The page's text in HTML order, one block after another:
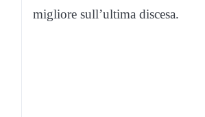
migliore sull’ultima discesa.